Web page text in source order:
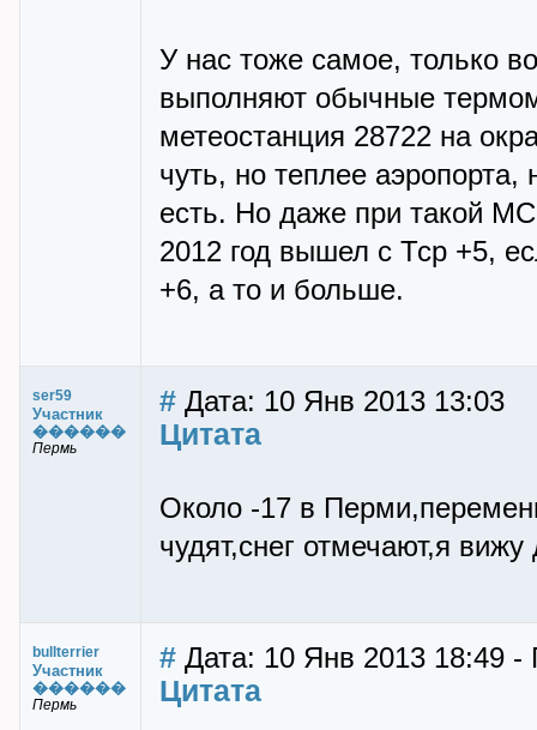
У нас тоже самое, только
выполняют обычные
метеостанция 28722 на
чуть, но теплее
есть. Но даже при такой
2012 год вышел с Тср +5,
+6, а то и больше.
ser59
Участник
������
Пермь
# Дата: 10 Янв 2013 13:03
Цитата
Около -17 в
чудят,снег отмечают,я
bullterrier
Участник
������
Пермь
# Дата: 10 Янв 2013 18:49 -
Цитата